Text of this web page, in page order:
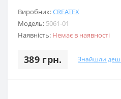
Виробник:CREATEX
Модель: 5061-01
Наявність: Немає в наявності
389 грн. Знайшли